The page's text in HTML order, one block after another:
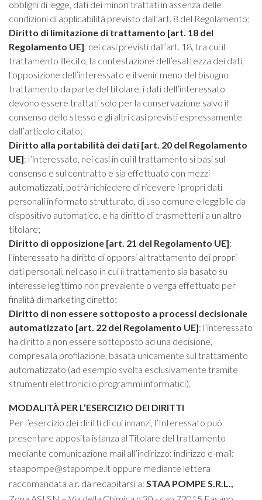
obblighi di legge, dati dei minori trattati in assenza delle
condizioni di applicabilità previsto dall’art. 8 del Regolamento;
Diritto di limitazione di trattamento [art. 18 del
Regolamento UE]: nei casi previsti dall’art. 18, tra cui il
trattamento illecito, la contestazione dell’esattezza dei dati,
l’opposizione dell’interessato e il venir meno del bisogno
trattamento da parte del titolare, i dati dell’interessato
devono essere trattati solo per la conservazione salvo il
consenso dello stesso e gli altri casi previsti espressamente
dall’articolo citato;
Diritto alla portabilità dei dati [art. 20 del Regolamento
UE]: l’interessato, nei casi in cui il trattamento si basi sul
consenso e sul contratto e sia effettuato con mezzi
automatizzati, potrà richiedere di ricevere i propri dati
personali in formato strutturato, di uso comune e leggibile da
dispositivo automatico, e ha diritto di trasmetterli a un altro
titolare;
Diritto di opposizione [art. 21 del Regolamento UE]:
l’interessato ha diritto di opporsi al trattamento dei propri
dati personali, nel caso in cui il trattamento sia basato su
interesse legittimo non prevalente o venga effettuato per
finalità di marketing diretto;
Diritto di non essere sottoposto a processi decisionale
automatizzato [art. 22 del Regolamento UE]: l’interessato
ha diritto a non essere sottoposto ad una decisione,
compresa la profilazione, basata unicamente sul trattamento
automatizzato (ad esempio svolta esclusivamente tramite
strumenti elettronici o programmi informatici).
MODALITÀ PER L’ESERCIZIO DEI DIRITTI
Per l’esercizio dei diritti di cui innanzi, l’Interessato può
presentare apposita istanza al Titolare del trattamento
mediante comunicazione mail all’indirizzo: indirizzo e-mail:
staapompe@stapompe.it oppure mediante lettera
raccomandata a.r. da recapitarsi a: STAA POMPE S.R.L.,